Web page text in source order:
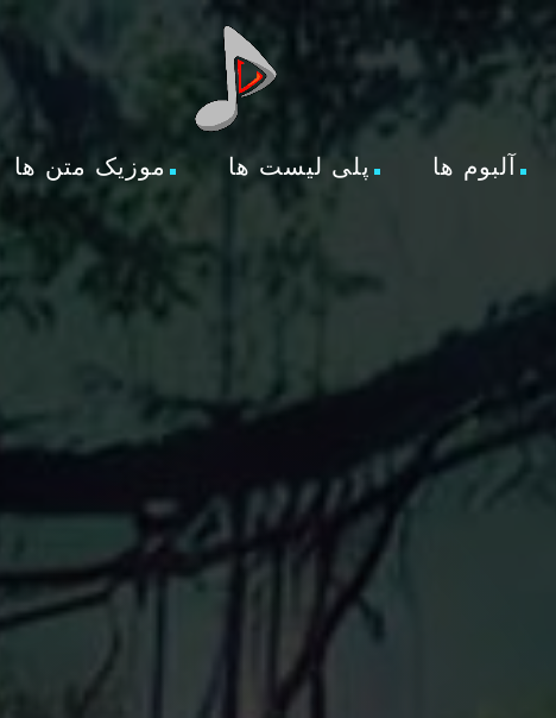
آلبوم ها پلی لیست ها موزیک متن ها